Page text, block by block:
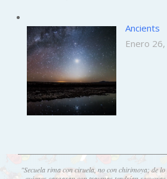
Ancients
Enero
"Secuela rima con ciruela, no con chirimoya; de